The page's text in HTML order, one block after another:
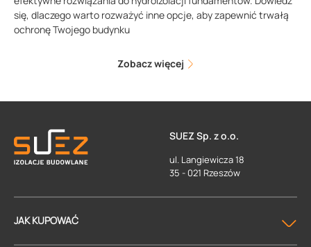
się, dlaczego warto rozważyć inne opcje, aby zapewnić trwałą
ochronę Twojego budynku
Zobacz więcej
SUEZ Sp. z o.o.
ul. Langiewicza 18
35 - 021 Rzeszów
JAK KUPOWAĆ